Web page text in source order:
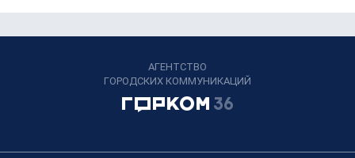
АГЕНТСТВО
ГОРОДСКИХ КОММУНИКАЦИЙ